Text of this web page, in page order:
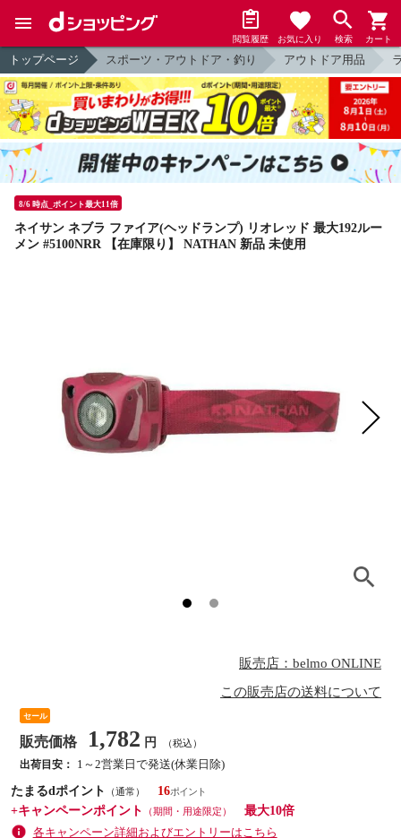
閲覧履歴 お気に入り 検索 カート
トップページ スポーツ・アウトドア・釣り アウトドア用品
8/6 時点_ポイント最大11倍
ネイサン ネブラ ファイア(ヘッドランプ) リオレッド 最大192ルー
メン #5100NRR 【在庫限り】 NATHAN 新品 未使用
販売店：belmo ONLINE
この販売店の送料について
セール
販売価格 1,782 円 （税込）
出荷目安：
1～2営業日で発送(休業日除)
たまるdポイント
（通常）
16
+キャンペーンポイント
（期間・用途限定）
最大10倍
各キャンペーン詳細およびエントリーはこちら